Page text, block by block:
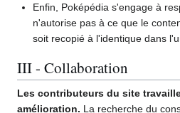
Enfin, Poképédia s'engage à
n'autorise pas à ce que le
soit recopié à l'identique dans
III - Collaboration
Les contributeurs du site
amélioration. La recherche du